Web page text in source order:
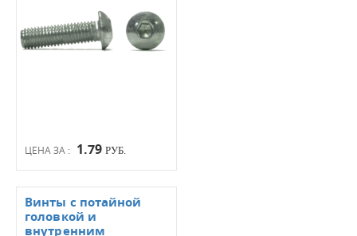
ЦЕНА ЗА : 1.79 РУБ.
Винты с потайной
головкой и
внутренним